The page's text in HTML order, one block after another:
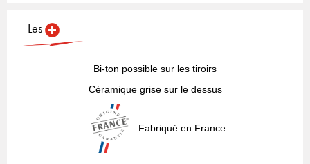
Les
Bi-ton possible sur les tiroirs
Céramique grise sur le dessus
Fabriqué en France